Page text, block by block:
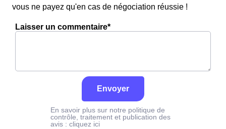
vous ne payez qu'en cas de négociation réussie !
Laisser un commentaire*
Envoyer
En savoir plus sur notre politique de
contrôle, traitement et publication des
avis : cliquez ici